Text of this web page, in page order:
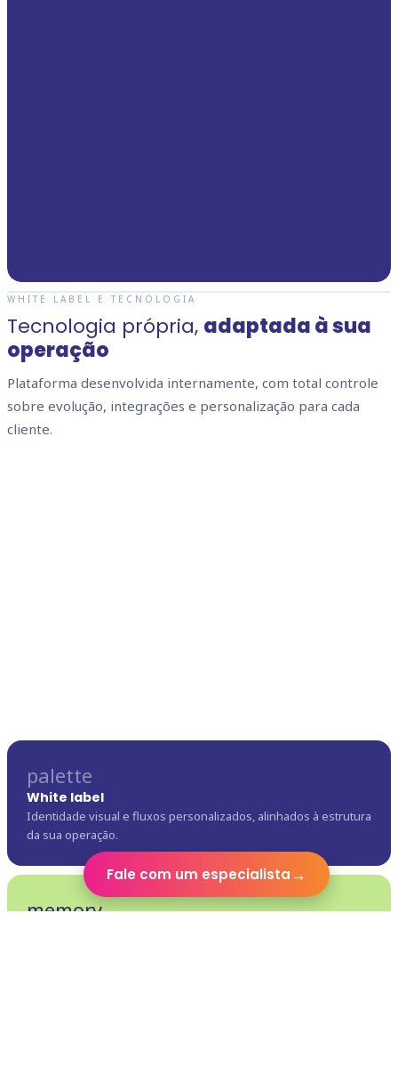
Fale com um especialista→
WHITE LABEL E TECNOLOGIA
Tecnologia própria, adaptada à sua
operação
Plataforma desenvolvida internamente, com total controle
sobre evolução, integrações e personalização para cada
cliente.
palette
White label
Identidade visual e fluxos personalizados, alinhados à estrutura
da sua operação.
memory